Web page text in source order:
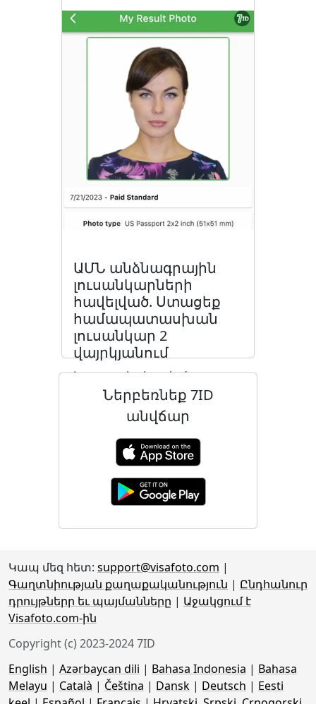
ԱՄՆ անձնագրային
լուսանկարների
հավելված. Ստացեք
համապատասխան
լուսանկար 2
վայրկյանում
Կարդացեք հոդվածը
Ներբեռնեք 7ID
անվճար
Կապ մեզ հետ: support@visafoto.com |
Գաղտնիության քաղաքականություն | Ընդհանուր
դրույթներր եւ պայմանները | Աջակցում է
Visafoto.com-ին
Copyright (c) 2023-2024 7ID
English | Azərbaycan dili | Bahasa Indonesia | Bahasa
Melayu | Català | Čeština | Dansk | Deutsch | Eesti